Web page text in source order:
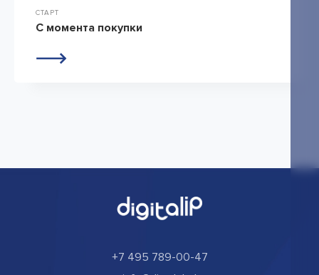
СТАРТ
С момента покупки
+7 495 789-00-47